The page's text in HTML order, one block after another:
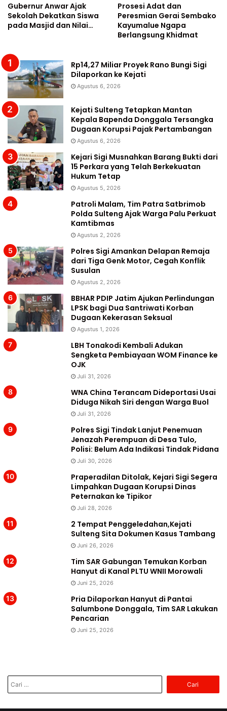
Gubernur Anwar Ajak
Sekolah Dekatkan Siswa
pada Masjid dan Nilai…
Prosesi Adat dan
Peresmian Gerai Sembako
Kayumalue Ngapa
Berlangsung Khidmat
Rp14,27 Miliar Proyek Rano Bungi Sigi
Dilaporkan ke Kejati
Agustus 6, 2026
Kejati Sulteng Tetapkan Mantan
Kepala Bapenda Donggala Tersangka
Dugaan Korupsi Pajak Pertambangan
Agustus 6, 2026
Kejari Sigi Musnahkan Barang Bukti dari
15 Perkara yang Telah Berkekuatan
Hukum Tetap
Agustus 5, 2026
Patroli Malam, Tim Patra Satbrimob
Polda Sulteng Ajak Warga Palu Perkuat
Kamtibmas
Agustus 2, 2026
Polres Sigi Amankan Delapan Remaja
dari Tiga Genk Motor, Cegah Konflik
Susulan
Agustus 2, 2026
BBHAR PDIP Jatim Ajukan Perlindungan
LPSK bagi Dua Santriwati Korban
Dugaan Kekerasan Seksual
Agustus 1, 2026
LBH Tonakodi Kembali Adukan
Sengketa Pembiayaan WOM Finance ke
OJK
Juli 31, 2026
WNA China Terancam Dideportasi Usai
Diduga Nikah Siri dengan Warga Buol
Juli 31, 2026
Polres Sigi Tindak Lanjut Penemuan
Jenazah Perempuan di Desa Tulo,
Polisi: Belum Ada Indikasi Tindak Pidana
Juli 30, 2026
Praperadilan Ditolak, Kejari Sigi Segera
Limpahkan Dugaan Korupsi Dinas
Peternakan ke Tipikor
Juli 28, 2026
2 Tempat Penggeledahan,Kejati
Sulteng Sita Dokumen Kasus Tambang
Juni 26, 2026
Tim SAR Gabungan Temukan Korban
Hanyut di Kanal PLTU WNII Morowali
Juni 25, 2026
Pria Dilaporkan Hanyut di Pantai
Salumbone Donggala, Tim SAR Lakukan
Pencarian
Juni 25, 2026
untuk: